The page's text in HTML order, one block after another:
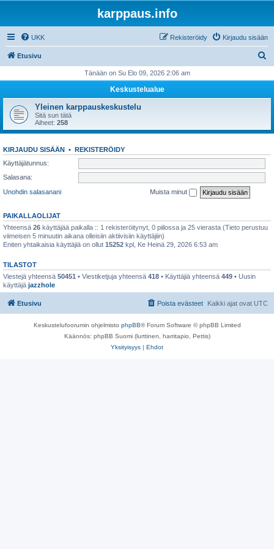
karppaus.info
UKK Kirjaudu sisään
Rekisteröidy
Etusivu
i
Tänään on Su Elo 09, 2026 2:06 am
Keskustelualue
Yleinen karppauskeskustelu
Sitä sun tätä
Aiheet: 258
KIRJAUDU SISÄÄN • REKISTERÖIDY
Käyttäjätunnus:
Salasana:
Unohdin salasanani
Muista minut
PAIKALLAOLIJAT
Yhteensä 26 käyttäjää paikalla :: 1 rekisteröitynyt, 0 piilossa ja 25 vierasta (Tieto perustuu
viimeisen 5 minuutin aikana olleisiin aktiivisiin käyttäjiin)
Eniten yhtaikaisia käyttäjiä on ollut 15252 kpl, Ke Heinä 29, 2026 6:53 am
TILASTOT
Viestejä yhteensä 50451 • Viestiketjuja yhteensä 418 • Käyttäjiä yhteensä 449 • Uusin
käyttäjä jazzhole
Etusivu Kaikki ajat ovat UTC
Poista evästeet
Keskustelufoorumin ohjelmisto phpBB® Forum Software © phpBB Limited
Käännös: phpBB Suomi (lurttinen, harritapio, Pettis)
Yksityisyys | Ehdot